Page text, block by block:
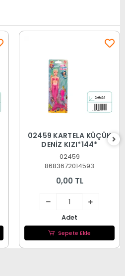
02459 KARTELA KÜÇÜK
DENİZ KIZI*144*
02459
8683672014593
0,00 TL
Adet
Sepete Ekle